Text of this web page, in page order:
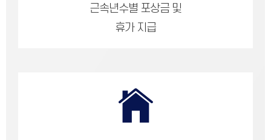
근속년수별 포상금 및
휴가 지급